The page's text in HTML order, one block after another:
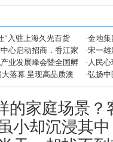
”入驻上海久光百货 ·金地集
磅优惠
心启动招商，香江家
方米兰展”
·宋一雄
生逆袭
业发展峰会暨全国孵
收官
· 人民
落幕 呈现高品质澳
·弘扬中
滋补节
的家庭场景？
小却沉浸其